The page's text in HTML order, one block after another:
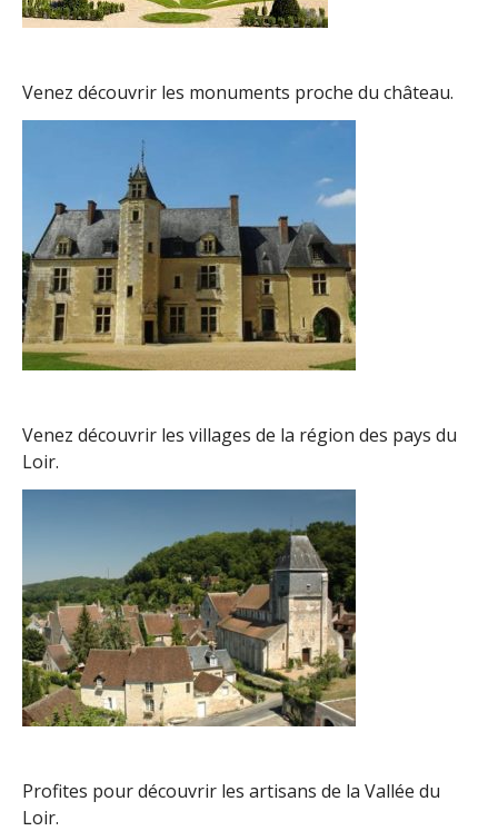
Venez découvrir les monuments proche du château.
Venez découvrir les villages de la région des pays du
Loir.
Profites pour découvrir les artisans de la Vallée du
Loir.